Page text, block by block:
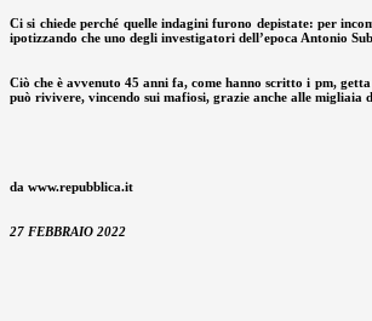
Ci si chiede perché quelle indagini furono depistate: per
ipotizzando che uno degli investigatori dell’epoca Antonio
Ciò che è avvenuto 45 anni fa, come hanno scritto i pm,
può rivivere, vincendo sui mafiosi, grazie anche alle migliaia
da www.repubblica.it
27 FEBBRAIO 2022